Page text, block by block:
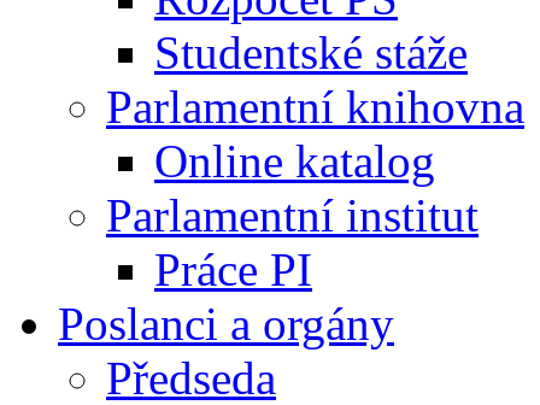
Studentské stáže
Parlamentní knihovna
Online katalog
Parlamentní institut
Práce PI
Poslanci a orgány
Předseda